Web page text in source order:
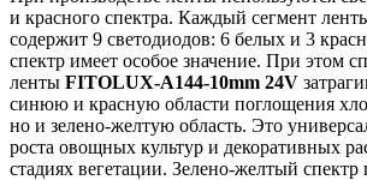
и красного спектра. Каждый сегмент
содержит 9 светодиодов: 6 белых и 3
спектр имеет особое значение. При этом
ленты FITOLUX-A144-10mm 24V
синюю и красную области поглощения
но и зелено-желтую область. Это
роста овощных культур и декоративных
стадиях вегетации. Зелено-желтый спектр